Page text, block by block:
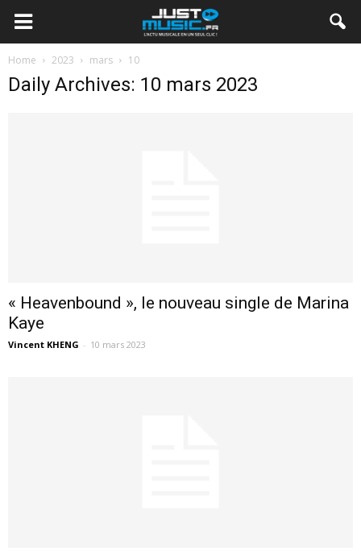
Home 2023 mars 10
Daily Archives: 10 mars 2023
« Heavenbound », le nouveau single de Marina
Kaye
Vincent KHENG - 10 mars 2023